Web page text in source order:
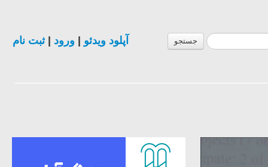
جستجو آپلود ویدئو ورود |ثبت نام